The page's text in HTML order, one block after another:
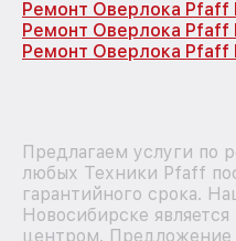
Ремонт Оверлока
Ремонт Оверлока Pfaff
Ремонт Оверлока Pfaff
Предлагаем услуги по
любых Техники Pfaff
гарантийного срока.
Новосибирске
центром. Предложение